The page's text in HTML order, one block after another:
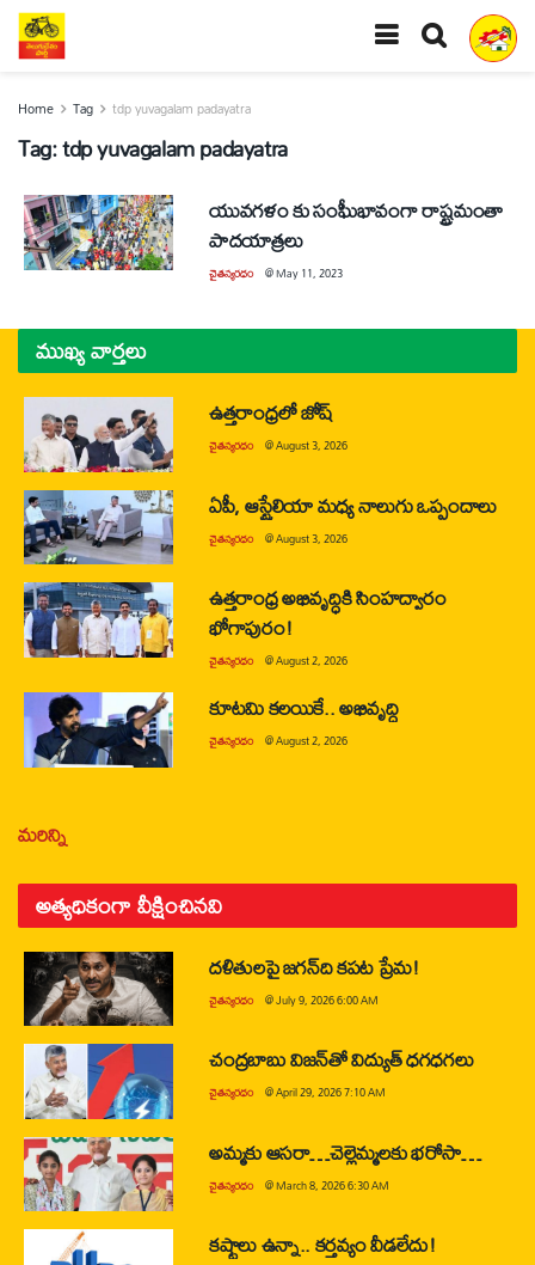
Home Tag tdp yuvagalam padayatra
Tag:tdp yuvagalam padayatra
యువగళం కు సంఘీభావంగా రాష్ట్రమంతా
పాదయాత్రలు
చైతన్యరధం @May 11, 2023
ముఖ్య వార్తలు
ఉత్తరాంధ్రలో జోష్
చైతన్యరధం @August 3, 2026
ఏపీ, ఆస్ట్రేలియా మధ్య నాలుగు ఒప్పందాలు
చైతన్యరధం @August 3, 2026
ఉత్తరాంధ్ర అభివృద్ధికి సింహద్వారం
భోగాపురం!
చైతన్యరధం @August 2, 2026
కూటమి కలయికే.. అభివృద్ధి
చైతన్యరధం @August 2, 2026
మరిన్ని
అత్యధికంగా వీక్షించినవి
దళితులపై జగన్‌ది కపట ప్రేమ!
చైతన్యరధం @July 9, 2026 6:00 AM
చంద్రబాబు విజన్‌తో విద్యుత్ ధగధగలు
చైతన్యరధం @April 29, 2026 7:10 AM
అమ్మకు ఆసరా…చెల్లెమ్మలకు భరోసా…
చైతన్యరధం @March 8, 2026 6:30 AM
కష్టాలు ఉన్నా.. కర్తవ్యం వీడలేదు!